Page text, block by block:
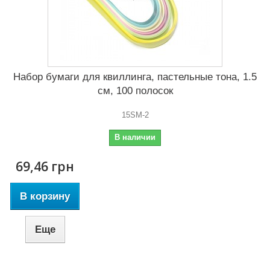
Набор бумаги для квиллинга, пастельные тона, 1.5
см, 100 полосок
15SM-2
В наличии
69,46 грн
В корзину
Еще